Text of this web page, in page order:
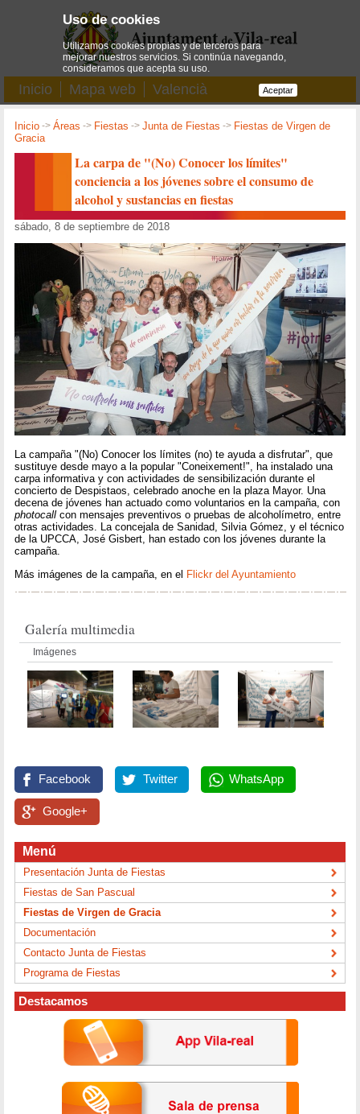
Inicio Mapa web Valencià
Inicio ->Áreas -> Fiestas ->Junta de Fiestas -> Fiestas de Virgen de
Gracia
La carpa de "(No) Conocer los límites"
conciencia a los jóvenes sobre el consumo de
alcohol y sustancias en fiestas
sábado, 8 de septiembre de 2018
La campaña "(No) Conocer los límites (no) te ayuda a disfrutar", que
sustituye desde mayo a la popular "Coneixement!", ha instalado una
carpa informativa y con actividades de sensibilización durante el
concierto de Despistaos, celebrado anoche en la plaza Mayor. Una
decena de jóvenes han actuado como voluntarios en la campaña, con
photocallcon mensajes preventivos o pruebas de alcoholímetro, entre
otras actividades. La concejala de Sanidad, Silvia Gómez, y el técnico
de la UPCCA, José Gisbert, han estado con los jóvenes durante la
campaña.
Más imágenes de la campaña, en el Flickr del Ayuntamiento
Galería multimedia
Imágenes
Facebook Twitter WhatsApp
Google+
Menú
Presentación Junta de Fiestas
Fiestas de San Pascual
Fiestas de Virgen de Gracia
Documentación
Contacto Junta de Fiestas
Programa de Fiestas
Destacamos
Uso de cookies
Utilizamos cookies propias y de terceros para
mejorar nuestros servicios. Si continúa navegando,
consideramos que acepta su uso.
Aceptar